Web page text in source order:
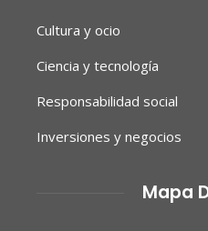
Cultura y ocio
Ciencia y tecnología
Responsabilidad social
Inversiones y negocios
Mapa